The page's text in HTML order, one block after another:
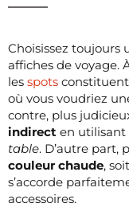
Choisissez toujours
affiches de voyage.
les spots constituent
où vous voudriez
contre, plus
indirect en utilisant
table. D’autre part,
couleur chaude,
s’accorde
accessoires.